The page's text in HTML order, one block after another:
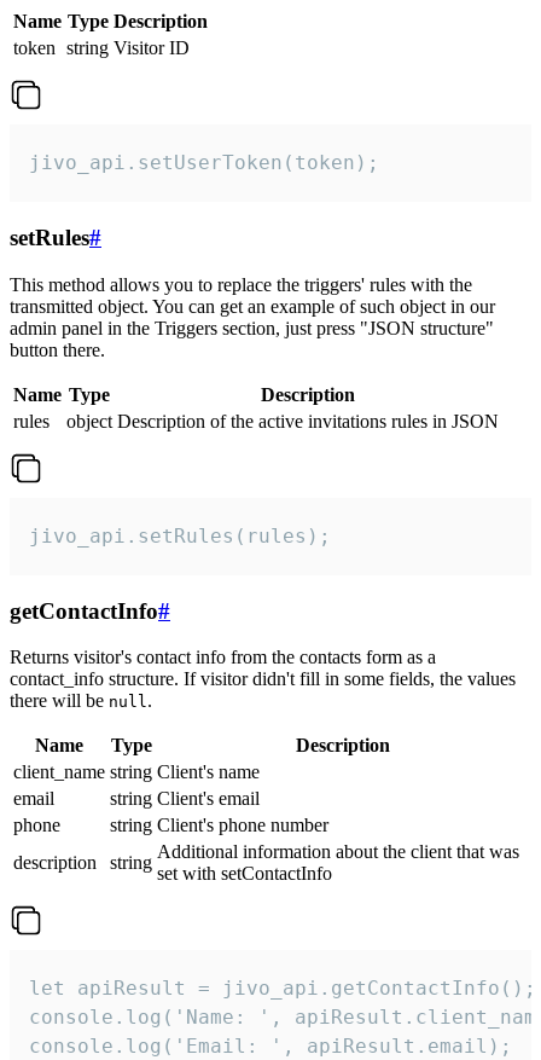
Name Type Description
token string Visitor ID
jivo_api.setUserToken(token);
setRules#
This method allows you to replace the triggers' rules with the
transmitted object. You can get an example of such object in our
admin panel in the Triggers section, just press "JSON structure"
button there.
Name Type
Description
rules
object Description of the active invitations rules in JSON
jivo_api.setRules(rules);
getContactInfo#
Returns visitor's contact info from the contacts form as a
contact_info structure. If visitor didn't fill in some fields, the values
there will be null.
Name Type
Description
client_name string Client's name
email
string Client's email
phone
string Client's phone number
description
string
Additional information about the client that was
set with setContactInfo
let apiResult = jivo_api.getContactInfo();
console.log('Name: ',
console.log('Email: ', apiResult.email);